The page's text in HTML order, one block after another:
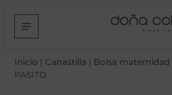
Inicio | Canastilla | Bolsa maternidad
PASITO